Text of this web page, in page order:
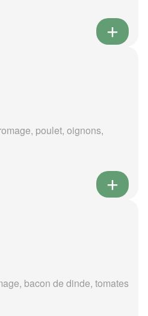
poulet, oignons,
bacon de dinde, tomates